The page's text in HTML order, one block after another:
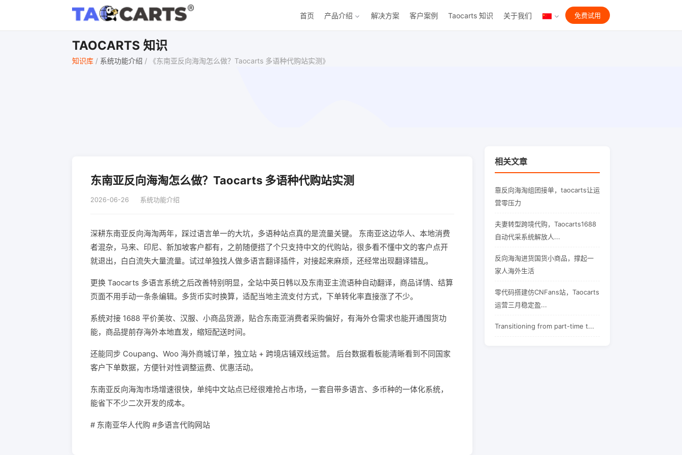
首页 产品介绍 解决方案 客户案例 Taocarts 知识 关于我们 免费试用
TAOCARTS 知识
知识库 / 系统功能介绍 / 《东南亚反向海淘怎么做？Taocarts 多语种代购站实测》
东南亚反向海淘怎么做？Taocarts 多语种代购站实测
2026-06-26 系统功能介绍
深耕东南亚反向海淘两年，踩过语言单一的大坑，多语种站点真的是流量关键。 东南亚这边华人、本地消费
者混杂，马来、印尼、新加坡客户都有，之前随便搭了个只支持中文的代购站，很多看不懂中文的客户点开
就退出，白白流失大量流量。试过单独找人做多语言翻译插件，对接起来麻烦，还经常出现翻译错乱。
更换 Taocarts 多语言系统之后改善特别明显，全站中英日韩以及东南亚主流语种自动翻译，商品详情、结算
页面不用手动一条条编辑。多货币实时换算，适配当地主流支付方式，下单转化率直接涨了不少。
系统对接 1688 平价美妆、汉服、小商品货源，贴合东南亚消费者采购偏好，有海外仓需求也能开通囤货功
能，商品提前存海外本地直发，缩短配送时间。
还能同步 Coupang、Woo 海外商城订单，独立站 + 跨境店铺双线运营。 后台数据看板能清晰看到不同国家
客户下单数据，方便针对性调整运费、优惠活动。
东南亚反向海淘市场增速很快，单纯中文站点已经很难抢占市场，一套自带多语言、多币种的一体化系统，
能省下不少二次开发的成本。
# 东南亚华人代购 #多语言代购网站
相关文章
靠反向海淘组团接单，taocarts让运
营零压力
夫妻转型跨境代购，Taocarts1688
自动代采系统解放人...
反向海淘进货国货小商品，撑起一
家人海外生活
零代码搭建仿CNFans站，Taocarts
运营三月稳定盈...
Transitioning from part-time t...